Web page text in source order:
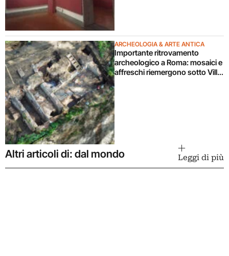
ARCHEOLOGIA & ARTE ANTICA
Importante ritrovamento
archeologico a Roma: mosaici e
affreschi riemergono sotto Villa
Altri articoli di: dal mondo Leggi di più